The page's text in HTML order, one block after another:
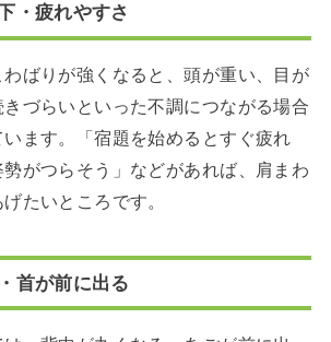
・疲れやすさ
ばりが強くなると、頭が重い、目が
づらいといった不調につながる場合
ます。「宿題を始めるとすぐ疲れ
がつらそう」などがあれば、肩まわ
たいところです。
首が前に出る